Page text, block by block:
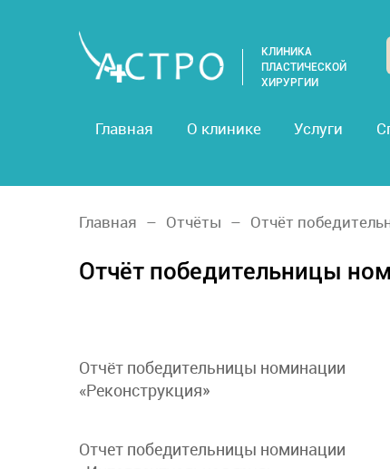
КЛИНИКА
ПЛАСТИЧЕСКОЙ
ХИРУРГИИ
Главная О клинике Услуги
Главная Отчёты Отчёт
Отчёт победительницы
Отчёт победительницы номинации
«Реконструкция»
Отчет победительницы номинации